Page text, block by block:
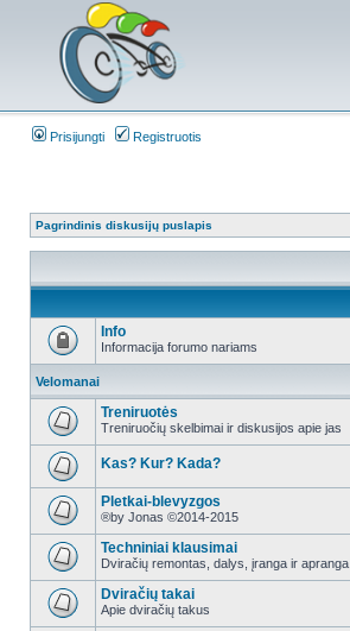
Prisijungti Registruotis
Pagrindinis diskusijų puslapis
Info
Informacija forumo nariams
Velomanai
Treniruotės
Treniruočių skelbimai ir diskusijos apie jas
Kas? Kur? Kada?
Pletkai-blevyzgos
®by Jonas ©2014-2015
Techniniai klausimai
Dviračių remontas, dalys, įranga ir apranga.
Dviračių takai
Apie dviračių takus